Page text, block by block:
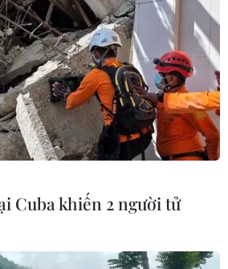
Cuba khiến 2 người tử